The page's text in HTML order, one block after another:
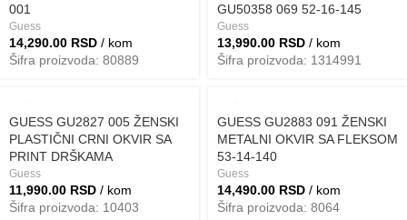
001
Guess
14,290.00 RSD / kom
Šifra proizvoda: 80889
GU50358 069 52-16-145
Guess
13,990.00 RSD / kom
Šifra proizvoda: 1314991
GUESS GU2827 005 ŽENSKI
PLASTIČNI CRNI OKVIR SA
PRINT DRŠKAMA
Guess
11,990.00 RSD / kom
Šifra proizvoda: 10403
GUESS GU2883 091 ŽENSKI
METALNI OKVIR SA FLEKSOM
53-14-140
Guess
14,490.00 RSD / kom
Šifra proizvoda: 8064